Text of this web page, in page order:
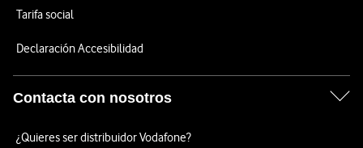
Tarifa social
Declaración Accesibilidad
Contacta con nosotros
¿Quieres ser distribuidor Vodafone?